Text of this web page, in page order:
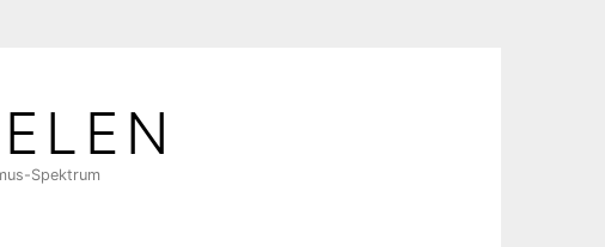
Spektrum